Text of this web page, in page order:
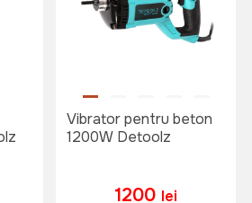
Vibrator pentru beton
1200W Detoolz
1200 lei